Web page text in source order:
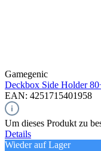
Gamegenic
Deckbox Side Holder
EAN: 4251715401958
Um dieses Produkt zu
Details
Wieder auf Lager